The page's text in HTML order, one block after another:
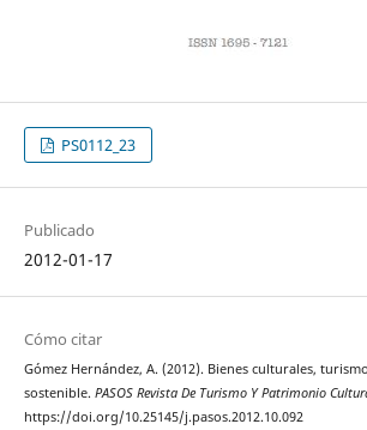
PS0112_23
Publicado
2012-01-17
Cómo citar
Gómez Hernández, A. (2012). Bienes culturales,
sostenible. PASOS Revista De Turismo Y Patrimonio
https://doi.org/10.25145/j.pasos.2012.10.092